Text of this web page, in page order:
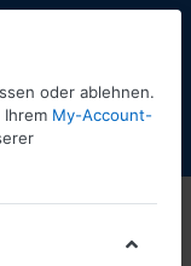
oder ablehnen.
My-Account-